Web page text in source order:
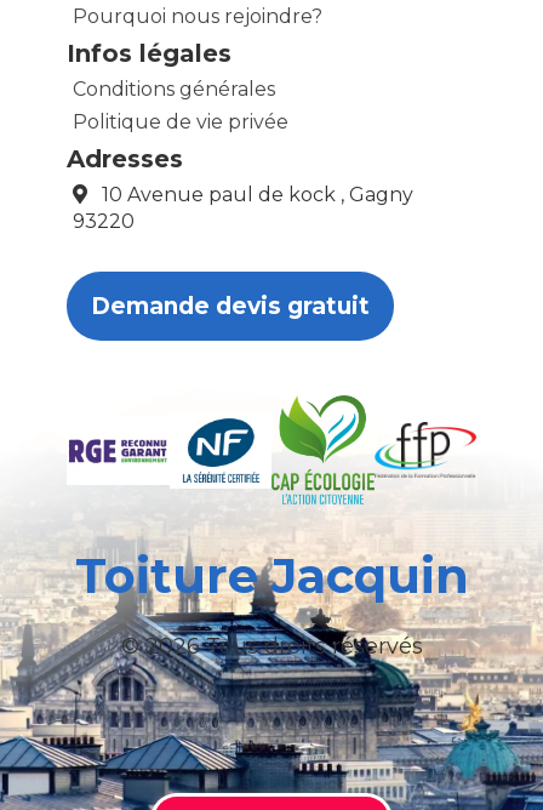
Pourquoi nous rejoindre?
Infos légales
Conditions générales
Politique de vie privée
Adresses
10 Avenue paul de kock , Gagny
93220
Demande devis gratuit
Toiture Jacquin
© 2026 Tous droits réservés